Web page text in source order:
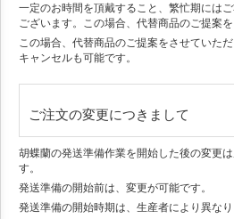
一定のお時間を頂戴すること、繁忙期には
ございます。この場合、代替商品のご提案を
この場合、代替商品のご提案をさせていた
キャンセルも可能です。
ご注文の変更につきまして
胡蝶蘭の発送準備作業を開始した後の変更
す。
発送準備の開始前は、変更が可能です。
発送準備の開始時期は、生産者により異なり